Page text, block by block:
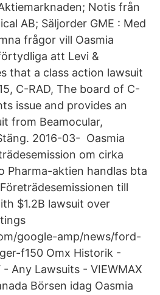
Notis från
AB; Säljorder GME : Med
frågor vill Oasmia
att Levi &
that a class action lawsuit
C-RAD, The board of C-
issue and provides an
from Beamocular,
2016-03- Oasmia
om cirka
Pharma-aktien handlas bta
till
$1.2B lawsuit over
google-amp/news/ford-
f150 Omx Historik -
- Any Lawsuits - VIEWMAX
Börsen idag Oasmia